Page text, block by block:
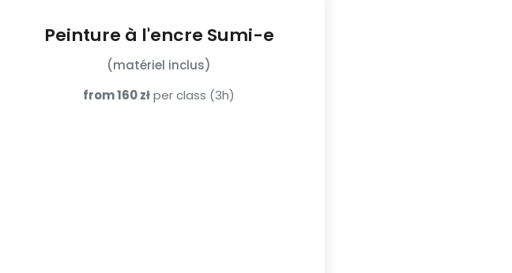
Peinture à l'encre Sumi-e
(matériel inclus)
from 160 złper class (3h)